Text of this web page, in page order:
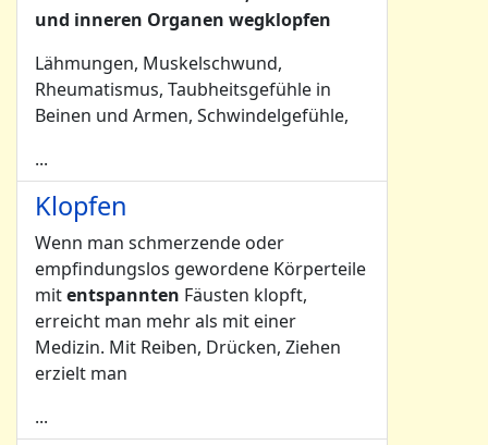
und inneren Organen wegklopfen
Lähmungen, Muskelschwund,
Rheumatismus, Taubheitsgefühle in
Beinen und Armen, Schwindelgefühle,
...
Klopfen
Wenn man schmerzende oder
empfindungslos gewordene Körperteile
mitentspannten Fäusten klopft,
erreicht man mehr als mit einer
Medizin. Mit Reiben, Drücken, Ziehen
erzielt man
...